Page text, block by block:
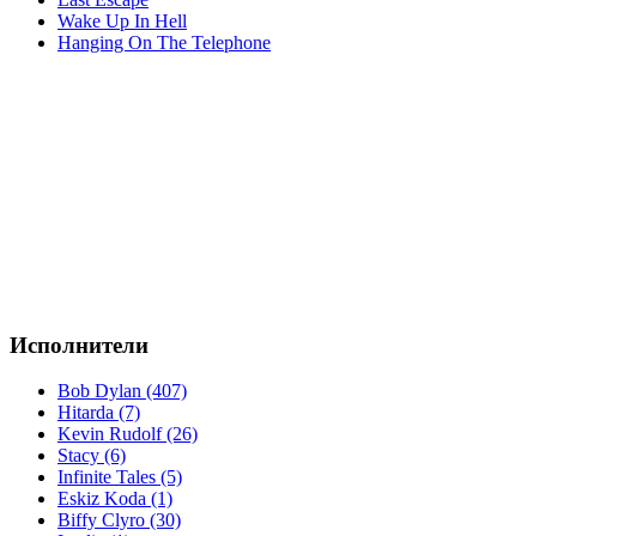
Wake Up In Hell
Hanging On The Telephone
Исполнители
Bob Dylan (407)
Hitarda (7)
Kevin Rudolf (26)
Stacy (6)
Infinite Tales (5)
Eskiz Koda (1)
Biffy Clyro (30)